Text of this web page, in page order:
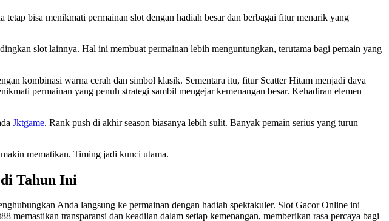
bisa menikmati permainan slot dengan hadiah besar dan berbagai fitur menarik yang
slot lainnya. Hal ini membuat permainan lebih menguntungkan, terutama bagi pemain yang
kombinasi warna cerah dan simbol klasik. Sementara itu, fitur Scatter Hitam menjadi daya
permainan yang penuh strategi sambil mengejar kemenangan besar. Kehadiran elemen
Jktgame. Rank push di akhir season biasanya lebih sulit. Banyak pemain serius yang turun
mematikan. Timing jadi kunci utama.
Tahun Ini
Anda langsung ke permainan dengan hadiah spektakuler. Slot Gacor Online ini
transparansi dan keadilan dalam setiap kemenangan, memberikan rasa percaya bagi